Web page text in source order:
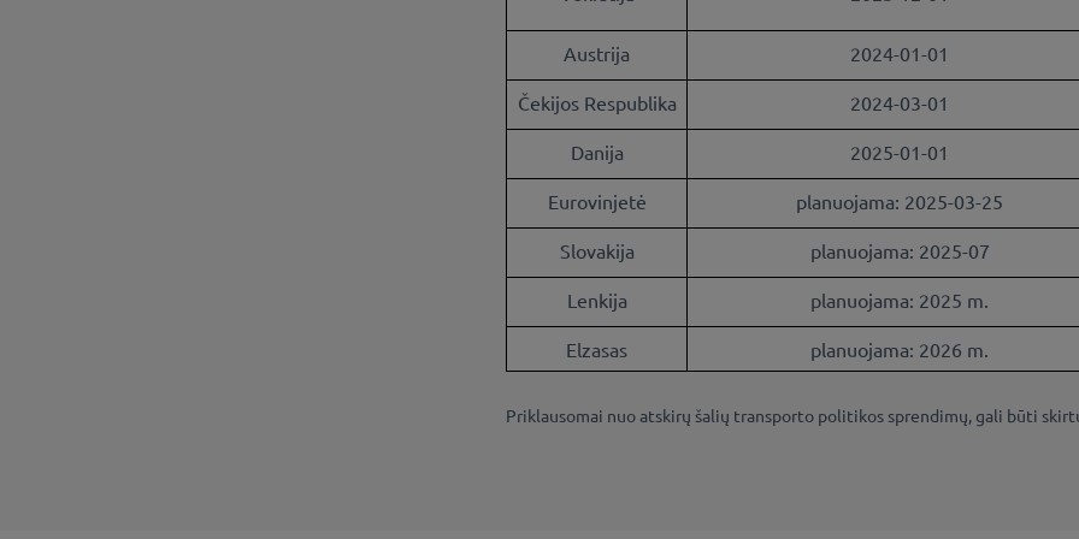
Austrija 2024-01-01
Čekijos Respublika 2024-03-01
Danija 2025-01-01
Eurovinjetė planuojama: 2025-03-25
Slovakija planuojama: 2025-07
Lenkija planuojama: 2025 m.
Elzasas planuojama: 2026 m.
Priklausomai nuo atskirų šalių transporto politikos sprendimų, gali būti